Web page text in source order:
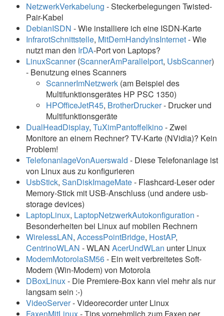
NetzwerkVerkabelung - Steckerbelegungen Twisted-
Pair-Kabel
DebianISDN - Wie installiere ich eine ISDN-Karte
InfrarotSchnittstelle, MitDemHandyInsInternet- Wie
nutzt man den IrDA-Port von Laptops?
LinuxScanner(ScannerAmParallelport, UsbScanner)
- Benutzung eines Scanners
ScannerImNetzwerk (am Beispiel des
Multifunktionsgerätes HP PSC 1350)
HPOfficeJetR45, BrotherDrucker- Drucker und
Multifunktionsgeräte
DualHeadDisplay, TuXimPantoffelkino- Zwei
Monitore an einem Rechner? TV-Karte (NVidia)? Kein
Problem!
TelefonanlageVonAuerswald - Diese Telefonanlage ist
von Linux aus zu konfigurieren
UsbStick, SanDiskImageMate- Flashcard-Leser oder
Memory-Stick mit USB-Anschluss (und andere usb-
storage devices)
LaptopLinux, LaptopNetzwerkAutokonfiguration -
Besonderheiten bei Linux auf mobilen Rechnern
WirelessLAN, AccessPointBridge, HostAP,
CentrinoWLAN - WLAN AcerUndWLan unter Linux
ModemMotorolaSM56- Ein weit verbreitetes Soft-
Modem (Win-Modem) von Motorola
DBoxLinux- Die Premiere-Box kann viel mehr als nur
langsam sein :-)
VideoServer- Videorecorder unter Linux